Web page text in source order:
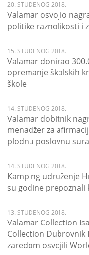
20. STUDENOG 2018.
Valamar osvojio
politike raznolikosti i
15. STUDENOG 2018.
Valamar donirao
opremanje školskih
škole
14. STUDENOG 2018.
Valamar dobitnik
menadžer za
plodnu poslovnu
14. STUDENOG 2018.
Kamping udruženje
su godine prepoznali
13. STUDENOG 2018.
Valamar Collection
Collection
zaredom osvojili